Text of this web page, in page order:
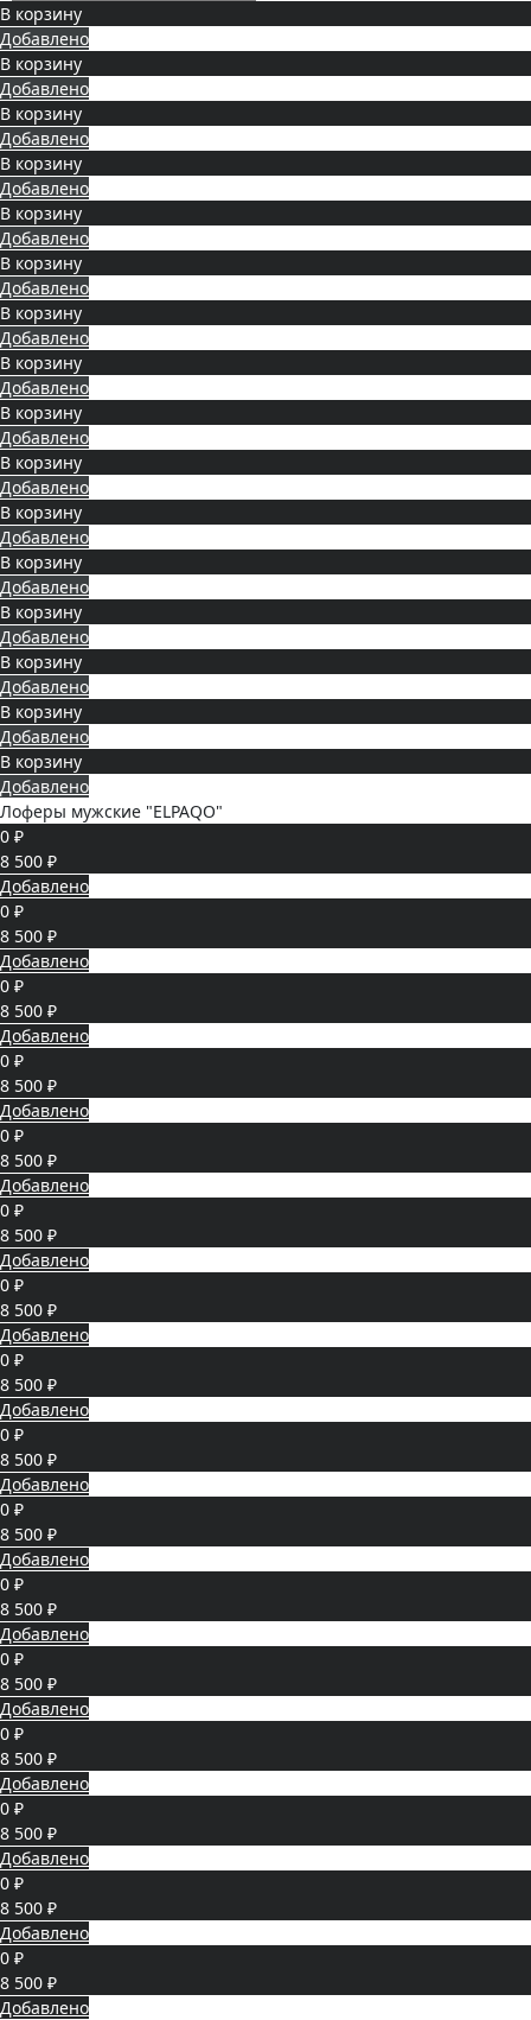
В корзину
Добавлено
В корзину
Добавлено
В корзину
Добавлено
В корзину
Добавлено
В корзину
Добавлено
В корзину
Добавлено
В корзину
Добавлено
В корзину
Добавлено
В корзину
Добавлено
В корзину
Добавлено
В корзину
Добавлено
В корзину
Добавлено
В корзину
Добавлено
В корзину
Добавлено
В корзину
Добавлено
В корзину
Добавлено
Лоферы мужские "ELPAQO"
0 ₽
8 500 ₽
Добавлено
0 ₽
8 500 ₽
Добавлено
0 ₽
8 500 ₽
Добавлено
0 ₽
8 500 ₽
Добавлено
0 ₽
8 500 ₽
Добавлено
0 ₽
8 500 ₽
Добавлено
0 ₽
8 500 ₽
Добавлено
0 ₽
8 500 ₽
Добавлено
0 ₽
8 500 ₽
Добавлено
0 ₽
8 500 ₽
Добавлено
0 ₽
8 500 ₽
Добавлено
0 ₽
8 500 ₽
Добавлено
0 ₽
8 500 ₽
Добавлено
0 ₽
8 500 ₽
Добавлено
0 ₽
8 500 ₽
Добавлено
0 ₽
8 500 ₽
Добавлено